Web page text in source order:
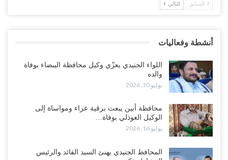
محتدم على خليفته..!
أغسطس 4, 2026
بالتهريب وعينه على المحافظ..!
أغسطس 4, 2026
تعيد تحشيد قواتها في أهم سواحل اليمن على البحر…
السابق التالي
أنشطة وفعاليات
اللواء الجنيدي يعزّي وكيل محافظة الببضاء بوفاة
والده
يوليو 30, 2026
محافظة أبين يبعث برقية عزاء ومواساة إلى
الوكيل العوذلي بوفاة…
يوليو 16, 2026
المحافظ الجنيدي يهنئ السيد القائد والرئيس